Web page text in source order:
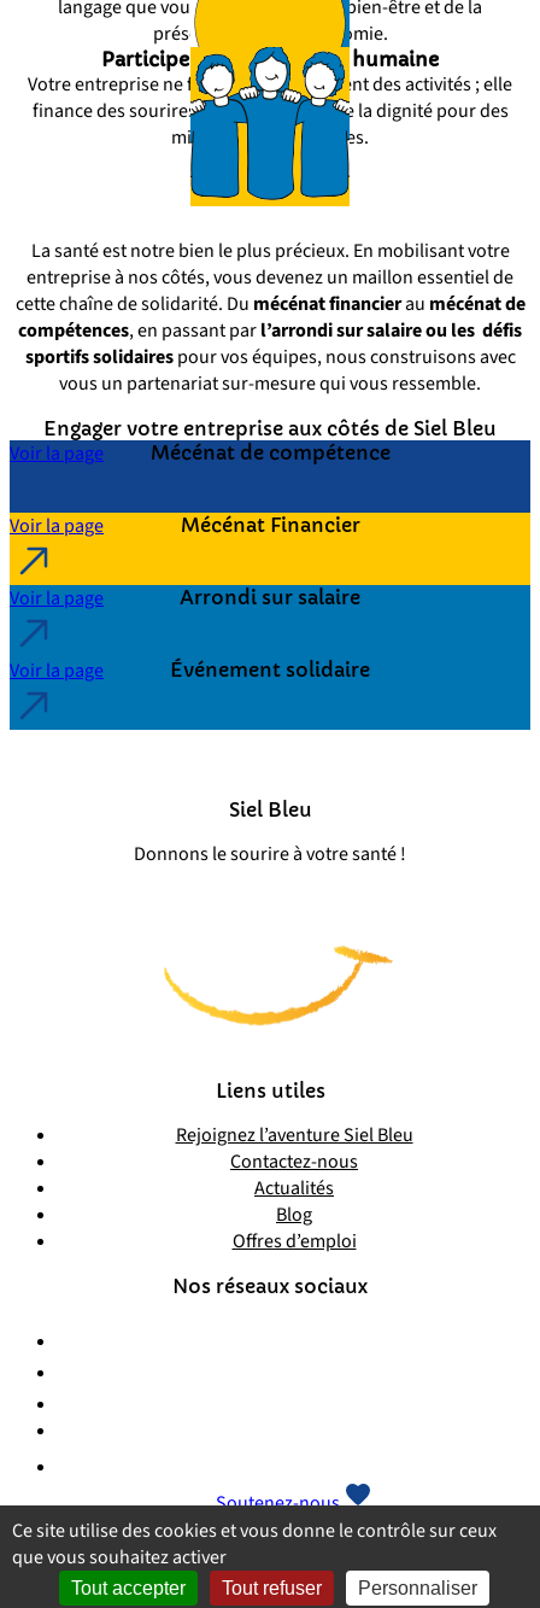
langage que vous lorsqu'il s'agit du bien-être et de la
préservation de l'autonomie.
Participer à une aventure humaine
Votre entreprise ne finance pas seulement des activités ; elle
finance des sourires, du lien social et de la dignité pour des
milliers de bénéficiaires.
La santé est notre bien le plus précieux. En mobilisant votre
entreprise à nos côtés, vous devenez un maillon essentiel de
cette chaîne de solidarité. Du mécénat financierau mécénat de
compétences, en passant parl’arrondi sur salaire ou les défis
sportifs solidairespour vos équipes, nous construisons avec
vous un partenariat sur-mesure qui vous ressemble.
Engager votre entreprise aux côtés de Siel Bleu
Mécénat de compétence
Voir la page
Mécénat Financier
Voir la page
Arrondi sur salaire
Voir la page
Événement solidaire
Voir la page
Siel Bleu
Donnons le sourire à votre santé !
Liens utiles
Rejoignez l’aventure Siel Bleu
Contactez-nous
Actualités
Blog
Offres d’emploi
Nos réseaux sociaux
Soutenez-nous
Plan du siteMentions légalesPolitique de confidentialitéCGU
Ce site utilise des cookies et vous donne le contrôle sur ceux
que vous souhaitez activer
Tout accepter Tout refuser Personnaliser